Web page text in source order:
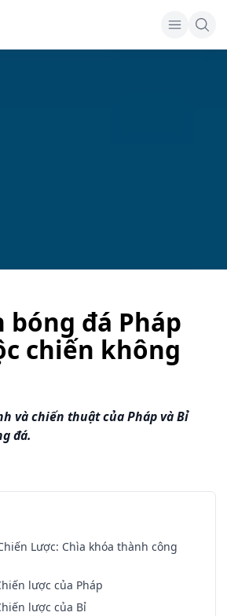
bóng đá Pháp
chiến không
và chiến thuật của Pháp và Bỉ
đá.
Lược: Chìa khóa thành công
lược của Pháp
lược của Bỉ